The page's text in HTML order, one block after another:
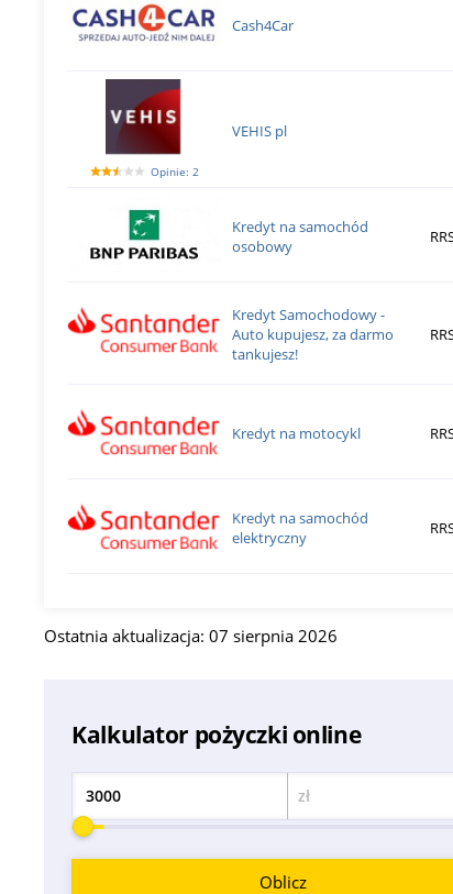
Cash4Car
Opinie: 2
VEHIS pl
Kredyt na samochód
osobowy
Kredyt Samochodowy -
Auto kupujesz, za darmo
tankujesz!
Kredyt na motocykl
Kredyt na samochód
elektryczny
Ostatnia aktualizacja: 07 sierpnia 2026
Kalkulator pożyczki online
Kwota zł
Oblicz